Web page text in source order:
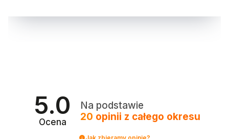
5.0
Ocena
Na podstawie
20 opinii z całego okresu